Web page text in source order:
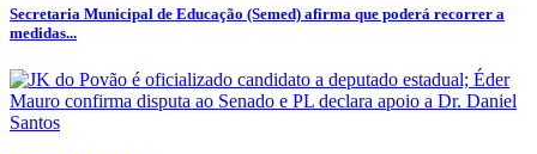
Secretaria Municipal de Educação (Semed) afirma que poderá recorrer a
medidas...